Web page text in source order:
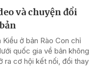
và chuyện đổi
ở bản Rào Con chỉ
quốc gia về bản không
ra cơ hội kết nối, đổi thay